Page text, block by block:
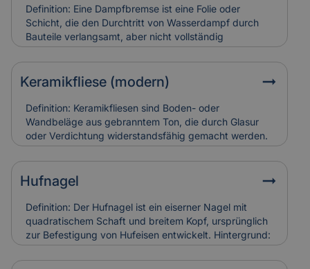
und teuer in der Restaurierung. Versicherungen
bewerten sie entsprechend ihres künstlerischen und
baulichen Werts.
Definition: Eine Dampfbremse ist eine Folie oder
Schicht, die den Durchtritt von Wasserdampf durch
Bauteile verlangsamt, aber nicht vollständig
verhindert.Hintergrund: Sie wird vor allem in Dach-
und Wandkonstruktionen eingesetzt, um
Feuchtigkeitsansammlungen in der Dämmung zu
vermeiden. So bleibt die Bausubstanz trocken und
schimmelresistent.Relevanz für Versicherung: Falsch
verlegte Dampfbremsen können Feuchtigkeitsschäden
verursachen. Versicherungen berücksichtigen sie bei
der Schadensanalyse und Bewertung der
Bauausführung.
Keramikfliese (modern)
Definition: Keramikfliesen sind Boden- oder
Wandbeläge aus gebranntem Ton, die durch Glasur
oder Verdichtung widerstandsfähig gemacht werden.
Hintergrund: Moderne Varianten sind besonders
langlebig, pflegeleicht und in vielen Designs erhältlich.
Sie werden häufig zur Sanierung älterer Gebäude
eingesetzt, um historische Räume zeitgemäß nutzbar
zu machen. Relevanz für Versicherung: Keramikfliesen
gelten als robust, können aber bei
Leitungswasserschäden hohe Reparaturkosten
verursachen, wenn sie vollständig ersetzt werden
müssen.
Hufnagel
Definition: Der Hufnagel ist ein eiserner Nagel mit
quadratischem Schaft und breitem Kopf, ursprünglich
zur Befestigung von Hufeisen entwickelt. Hintergrund:
In historischen Gebäuden fand er auch als
Befestigungselement in Holzbau oder Dachdeckung